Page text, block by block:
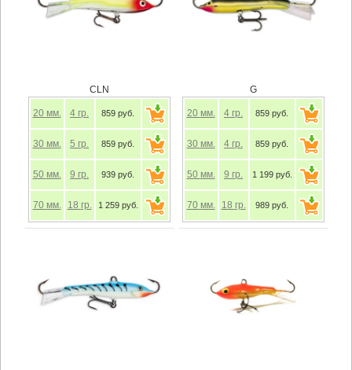
CLN
20 мм. 4 гр. 859 руб.
30 мм. 5 гр. 859 руб.
50 мм. 9 гр. 939 руб.
70 мм. 18 гр. 1 259 руб.
G
20 мм. 4 гр. 859 руб.
30 мм. 4 гр. 859 руб.
50 мм. 9 гр. 1 199 руб.
70 мм. 18 гр. 989 руб.